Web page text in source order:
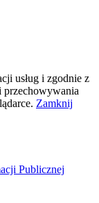
usług i zgodnie z
przechowywania
Zamknij
Publicznej